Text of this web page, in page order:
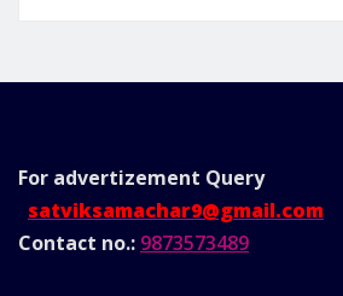
For advertizement Query
satviksamachar9@gmail.com
Contact no.: 9873573489